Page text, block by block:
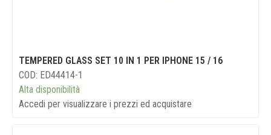
TEMPERED GLASS SET 10 IN 1 PER IPHONE 15 / 16
COD: ED44414-1
Alta disponibilità
Accedi per visualizzare i prezzi ed acquistare